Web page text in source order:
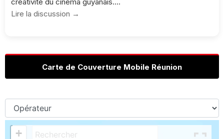
Lire la discussion →
Carte de Couverture Mobile Réunion